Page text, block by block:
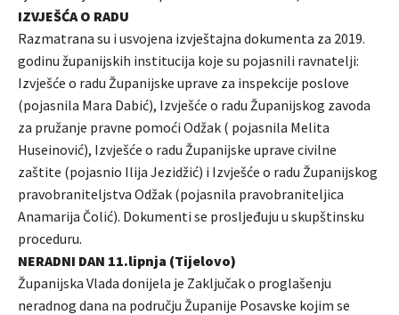
IZVJEŠĆA O RADU
Razmatrana su i usvojena izvještajna dokumenta za 2019.
godinu županijskih institucija koje su pojasnili ravnatelji:
Izvješće o radu Županijske uprave za inspekcije poslove
(pojasnila Mara Dabić), Izvješće o radu Županijskog zavoda
za pružanje pravne pomoći Odžak ( pojasnila Melita
Huseinović), Izvješće o radu Županijske uprave civilne
zaštite (pojasnio Ilija Jezidžić) i Izvješće o radu Županijskog
pravobraniteljstva Odžak (pojasnila pravobraniteljica
Anamarija Čolić). Dokumenti se prosljeđuju u skupštinsku
proceduru.
NERADNI DAN 11.lipnja (Tijelovo)
Županijska Vlada donijela je Zaključak o proglašenju
neradnog dana na području Županije Posavske kojim se